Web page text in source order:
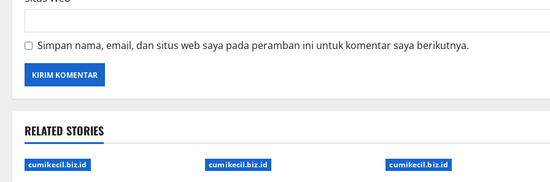
Simpan nama, email, dan situs web saya pada peramban ini untuk komentar saya berikutnya.
RELATED STORIES
cumikecil.biz.id cumikecil.biz.id cumikecil.biz.id